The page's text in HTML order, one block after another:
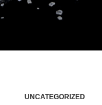
UNCATEGORIZED